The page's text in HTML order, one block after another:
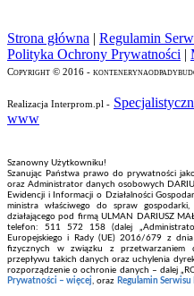
Strona główna | Regulamin
Polityka Ochrony Prywatności |
Copyright © 2016 -
Realizacja Interprom.pl -
www
Szanowny Użytkowniku!
Szanując Państwa prawo do prywatności
oraz Administrator danych osobowych
Ewidencji i Informacji o Działalności
ministra właściwego do spraw
działającego pod firmą ULMAN DARIUSZ
telefon: 511 572 158 (dalej
Europejskiego i Rady (UE) 2016/679 z
fizycznych w związku z przetwarzaniem
przepływu takich danych oraz uchylenia
rozporządzenie o ochronie danych – dalej
Prywatności – więcej , oraz Regulamin